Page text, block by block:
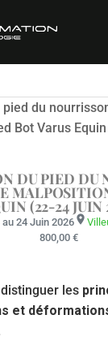
DU PIED DU
(22-24 JUIN
au 24 Juin 2026 room
800,00 €
les
et